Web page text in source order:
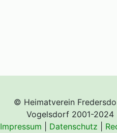
© Heimatverein
Vogelsdorf 2001-2024
Impressum Datenschutz